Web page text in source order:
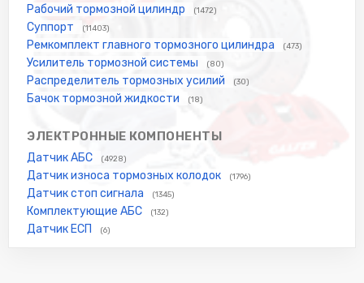
Рабочий тормозной цилиндр (1472)
Суппорт (11403)
Ремкомплект главного тормозного цилиндра (473)
Усилитель тормозной системы (80)
Распределитель тормозных усилий (30)
Бачок тормозной жидкости (18)
ЭЛЕКТРОННЫЕ КОМПОНЕНТЫ
Датчик АБС (4928)
Датчик износа тормозных колодок (1796)
Датчик стоп сигнала (1345)
Комплектующие АБС (132)
Датчик ЕСП (6)